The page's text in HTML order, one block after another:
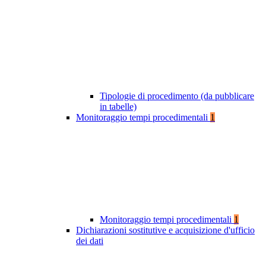
Tipologie di procedimento (da pubblicare
in tabelle)
Monitoraggio tempi procedimentali 1
Monitoraggio tempi procedimentali 1
Dichiarazioni sostitutive e acquisizione d'ufficio
dei dati